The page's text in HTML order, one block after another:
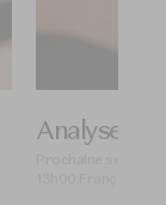
Analyser